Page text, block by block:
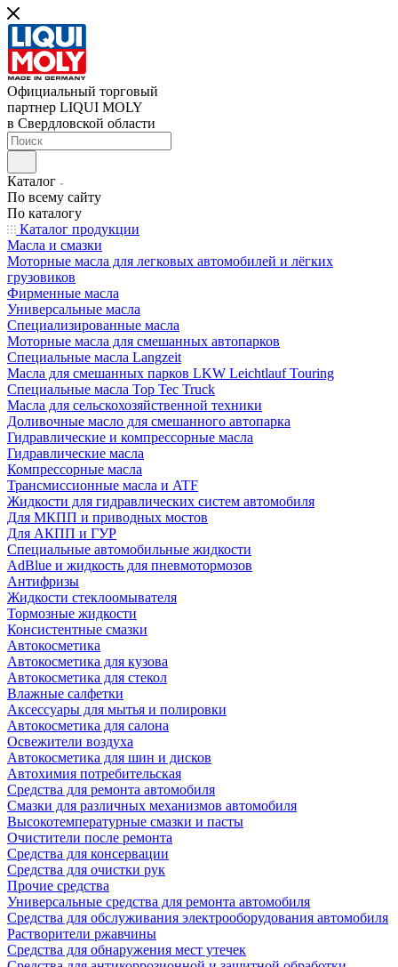
Официальный торговый
партнер LIQUI MOLY
в Свердловской области
Каталог
По всему сайту
По каталогу
Каталог продукции
Масла и смазки
Моторные масла для легковых автомобилей и лёгких
грузовиков
Фирменные масла
Универсальные масла
Специализированные масла
Моторные масла для смешанных автопарков
Специальные масла Langzeit
Масла для смешанных парков LKW Leichtlauf Touring
Специальные масла Top Tec Truck
Масла для сельскохозяйственной техники
Доливочные масло для смешанного автопарка
Гидравлические и компрессорные масла
Гидравлические масла
Компрессорные масла
Трансмиссионные масла и ATF
Жидкости для гидравлических систем автомобиля
Для МКПП и приводных мостов
Для АКПП и ГУР
Специальные автомобильные жидкости
AdBlue и жидкость для пневмотормозов
Антифризы
Жидкости стеклоомывателя
Тормозные жидкости
Консистентные смазки
Автокосметика
Автокосметика для кузова
Автокосметика для стекол
Влажные салфетки
Аксессуары для мытья и полировки
Автокосметика для салона
Освежители воздуха
Автокосметика для шин и дисков
Автохимия потребительская
Средства для ремонта автомобиля
Смазки для различных механизмов автомобиля
Высокотемпературные смазки и пасты
Очистители после ремонта
Средства для консервации
Средства для очистки рук
Прочие средства
Универсальные средства для ремонта автомобиля
Средства для обслуживания электрооборудования автомобиля
Растворители ржавчины
Средства для обнаружения мест утечек